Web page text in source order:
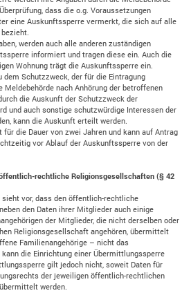
dass die o.g. Voraussetzungen
eine Auskunftssperre vermerkt, die sich auf alle
werden auch alle anderen zuständigen
informiert und tragen diese ein. Auch die
Wohnung trägt die Auskunftssperre ein.
Schutzzweck, der für die Eintragung
Meldebehörde nach Anhörung der betroffenen
die Auskunft der Schutzzweck der
und auch sonstige schutzwürdige Interessen der
kann die Auskunft erteilt werden.
die Dauer von zwei Jahren und kann auf Antrag
vor Ablauf der Auskunftssperre von der
rechtliche Religionsgesellschaften (§ 42
sieht vor, dass den öffentlich-rechtliche
den Daten ihrer Mitglieder auch einige
der Mitglieder, die nicht derselben oder
Religionsgesellschaft angehören, übermittelt
Familienangehörige – nicht das
die Einrichtung einer Übermittlungssperre
gilt jedoch nicht, soweit Daten für
der jeweiligen öffentlich-rechtlichen
werden.